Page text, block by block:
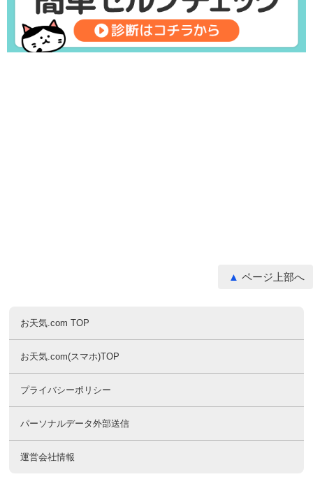
ページ上部へ
お天気.com TOP
お天気.com(スマホ)TOP
プライバシーポリシー
パーソナルデータ外部送信
運営会社情報